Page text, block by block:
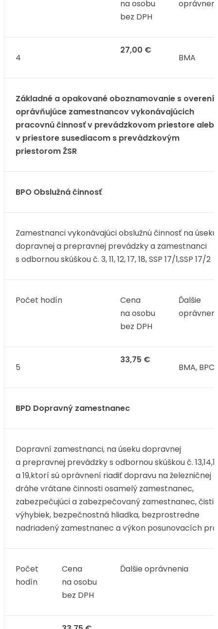
na osobu
bez DPH
4
27,00 €
BMA
Základné a opakované oboznamovanie s
oprávňujúce zamestnancov vykonávajúcich
pracovnú činnosť v prevádzkovom priestore
v priestore susediacom s prevádzkovým
priestorom ŽSR
BPO Obslužná činnosť
Zamestnanci vykonávajúci obslužnú činnosť na úseku
dopravnej a prepravnej prevádzky a zamestnanci
s odbornou skúškou č. 3, 11, 12, 17, 18, SSP 17/1,SSP 17/2
Počet hodín
Cena
na osobu
bez DPH
Ďalšie
5
33,75 €
BMA, BPC
BPD Dopravný zamestnanec
Dopravní zamestnanci, na úseku dopravnej
a prepravnej prevádzky s odbornou skúškou č.
a 19,ktorí sú oprávnení riadiť dopravu na železničnej
dráhe vrátane činnosti osamelý zamestnanec,
zabezpečujúci a zabezpečovaný zamestnanec, čistič
výhybiek, bezpečnostná hliadka, bezprostredne
nadriadený zamestnanec a výkon posunovacích
Počet
hodín
Cena
na osobu
bez DPH
Ďalšie oprávnenia